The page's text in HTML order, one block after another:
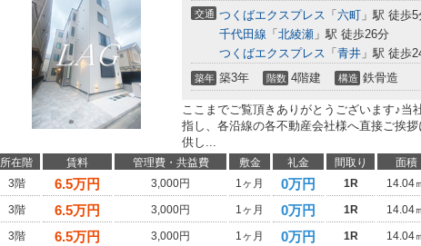
交通 つくばエクスプレス 「 六町 」駅 徒歩5
千代田線 「 北綾瀬 」駅 徒歩26分
つくばエクスプレス 「 青井 」駅 徒歩
築年 築3年 階数 4階建 構造 鉄骨造
ここまでご覧頂きありがとうございます♪当
指し、各沿線の各不動産会社様へ直接ご挨
供し...
所在階 賃料 管理費・共益費 敷金 礼金 間取り 面積
3階
6.5万円 3,000円 1ヶ月 0万円 1R 14.04
3階
6.5万円 3,000円 1ヶ月 0万円 1R 14.04
3階
6.5万円 3,000円 1ヶ月 0万円 1R 14.04